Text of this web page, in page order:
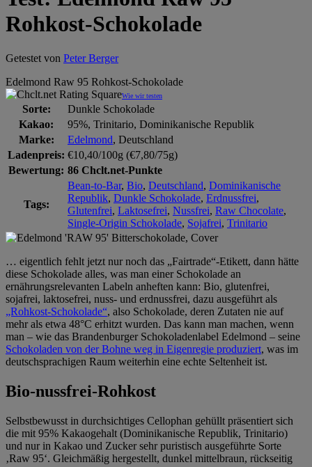
Rohkost-Schokolade
Getestet von Peter Berger
Edelmond Raw 95 Rohkost-Schokolade
Wie wir testen
Sorte:
Dunkle Schokolade
Kakao:
95%, Trinitario, Dominikanische Republik
Marke:
Edelmond, Deutschland
Ladenpreis: €10,40/100g (€7,80/75g)
Bewertung: 86 Chclt.net-Punkte
Tags:
Bean-to-Bar, Bio, Deutschland, Dominikanische
Republik, Dunkle Schokolade, Erdnussfrei,
Glutenfrei, Laktosefrei, Nussfrei, Raw Chocolate,
Single-Origin Schokolade, Sojafrei, Trinitario
… eigentlich fehlt jetzt nur noch das „Fairtrade“-Etikett, dann hätte
diese Schokolade alles, was man einer Schokolade an
ernährungsrelevanten Labeln anheften kann: Bio, glutenfrei,
sojafrei, laktosefrei, nuss- und erdnussfrei, dazu ausgeführt als
„Rohkost-Schokolade“, also Schokolade, deren Zutaten nie auf
mehr als etwa 48°C erhitzt wurden. Das kann man machen, wenn
man – wie das Brandenburger Schokoladenlabel Edelmond – seine
Schokoladen von der Bohne weg in Eigenregie produziert, was im
deutschsprachigen Raum weiterhin eine echte Seltenheit ist.
Bio-nussfrei-Rohkost
Selbstbewusst in durchsichtiges Cellophan gehüllt präsentiert sich
die mit 95% Kakaogehalt (Dominikanische Republik, Trinitario)
und nur in Kakao und Zucker sehr puristisch ausgeführte Sorte
‚Raw 95‘. Gleichmäßig hergestellt, dunkel mittelbraun, rückseitig